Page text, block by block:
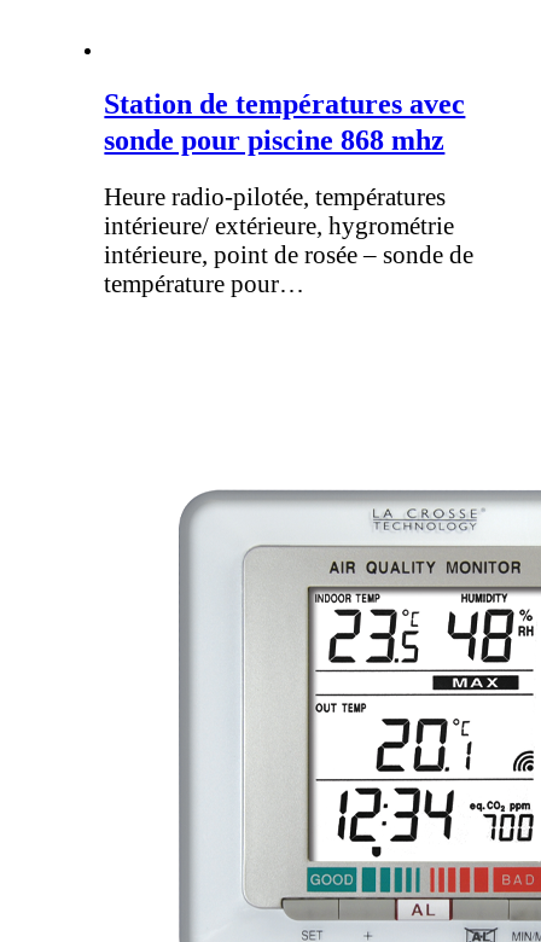
Station de températures avec
sonde pour piscine 868 mhz
Heure radio-pilotée, températures
intérieure/ extérieure, hygrométrie
intérieure, point de rosée – sonde de
température pour…